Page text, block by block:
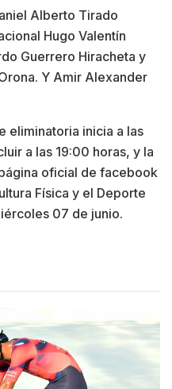
Alberto Tirado
Hugo Valentín
Guerrero Hiracheta y
Y Amir Alexander
eliminatoria inicia a las
a las 19:00 horas, y la
oficial de facebook
Física y el Deporte
07 de junio.